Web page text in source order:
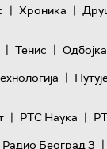
| Хроника |
| Тенис | Одбојка
|
| РТС Наука |
Радио Београд 3 |